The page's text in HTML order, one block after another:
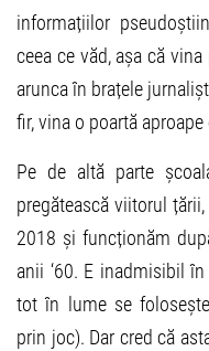
informațiilor
ceea ce văd, așa că
arunca în brațele
fir, vina o poartă
Pe de altă parte
pregătească viitorul
2018 și funcționăm
anii ‘60. E inadmisibil
tot în lume se
prin joc). Dar cred că